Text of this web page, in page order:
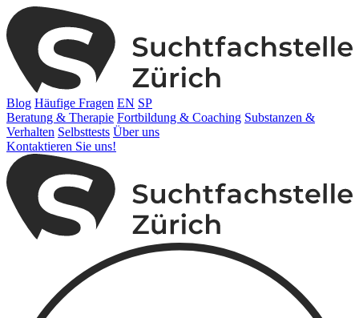
Blog Häufige Fragen EN SP
Beratung & Therapie Fortbildung & Coaching Substanzen &
Verhalten Selbsttests Über uns
Kontaktieren Sie uns!